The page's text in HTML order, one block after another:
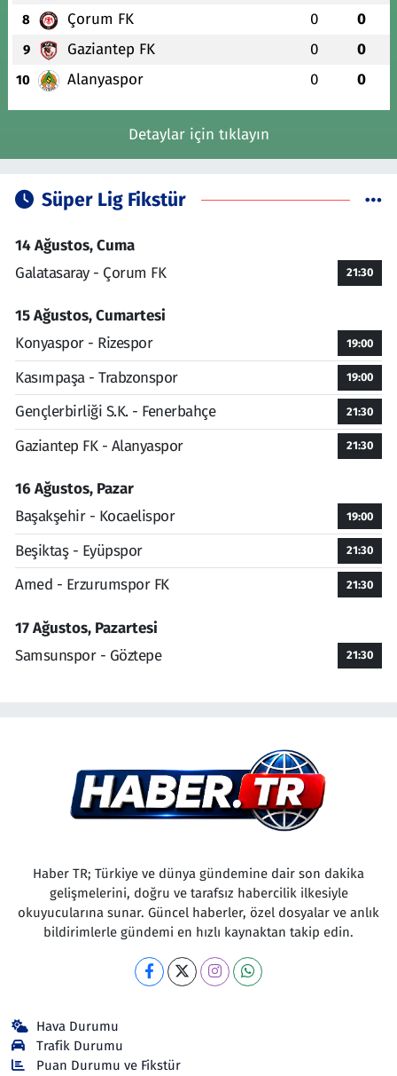
8 Çorum FK 0 0
9 Gaziantep FK 0 0
10 Alanyaspor 0 0
Detaylar için tıklayın
Süper Lig Fikstür
14 Ağustos, Cuma
Galatasaray - Çorum FK
21:30
15 Ağustos, Cumartesi
Konyaspor - Rizespor
19:00
Kasımpaşa - Trabzonspor 19:00
Gençlerbirliği S.K. - Fenerbahçe 21:30
Gaziantep FK - Alanyaspor 21:30
16 Ağustos, Pazar
Başakşehir - Kocaelispor
19:00
Beşiktaş - Eyüpspor 21:30
Amed - Erzurumspor FK 21:30
17 Ağustos, Pazartesi
Samsunspor - Göztepe
21:30
Haber TR; Türkiye ve dünya gündemine dair son dakika
gelişmelerini, doğru ve tarafsız habercilik ilkesiyle
okuyucularına sunar. Güncel haberler, özel dosyalar ve anlık
bildirimlerle gündemi en hızlı kaynaktan takip edin.
Hava Durumu
Trafik Durumu
Puan Durumu ve Fikstür